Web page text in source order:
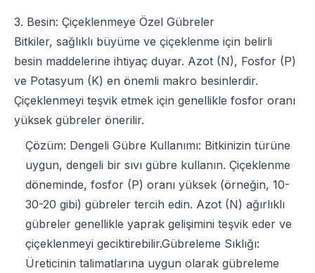
3. Besin: Çiçeklenmeye Özel Gübreler
Bitkiler, sağlıklı büyüme ve çiçeklenme için belirli
besin maddelerine ihtiyaç duyar. Azot (N), Fosfor (P)
ve Potasyum (K) en önemli makro besinlerdir.
Çiçeklenmeyi teşvik etmek için genellikle fosfor oranı
yüksek gübreler önerilir.
Çözüm: Dengeli Gübre Kullanımı: Bitkinizin türüne
uygun, dengeli bir sıvı gübre kullanın. Çiçeklenme
döneminde, fosfor (P) oranı yüksek (örneğin, 10-
30-20 gibi) gübreler tercih edin. Azot (N) ağırlıklı
gübreler genellikle yaprak gelişimini teşvik eder ve
çiçeklenmeyi geciktirebilir.Gübreleme Sıklığı:
Üreticinin talimatlarına uygun olarak gübreleme